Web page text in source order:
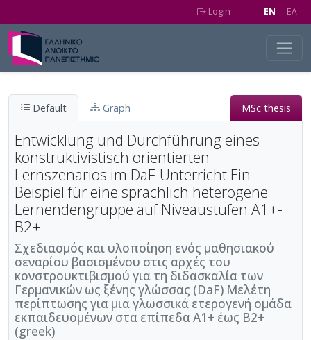
Login EN EΛ
Default Graph MSc thesis
Entwicklung und Durchführung eines
konstruktivistisch orientierten
Lernszenarios im DaF-Unterricht Ein
Beispiel für eine sprachlich heterogene
Lernendengruppe auf Niveaustufen Α1+-
B2+
Σχεδιασμός και υλοποίηση ενός μαθησιακού
σεναρίου βασισμένου στις αρχές του
κονστρουκτιβισμού για τη διδασκαλία των
Γερμανικών ως ξένης γλώσσας (DaF) Μελέτη
περίπτωσης για μια γλωσσικά ετερογενή ομάδα
εκπαιδευομένων στα επίπεδα Α1+ έως B2+
(greek)